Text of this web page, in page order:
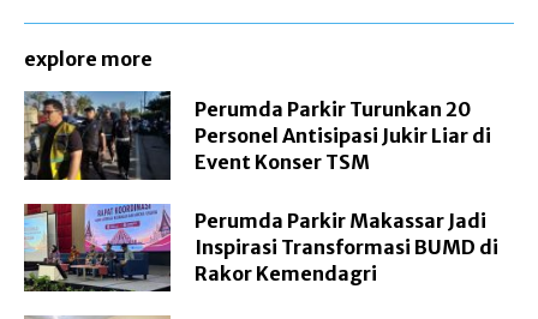
explore more
Perumda Parkir Turunkan 20
Personel Antisipasi Jukir Liar di
Event Konser TSM
Perumda Parkir Makassar Jadi
Inspirasi Transformasi BUMD di
Rakor Kemendagri